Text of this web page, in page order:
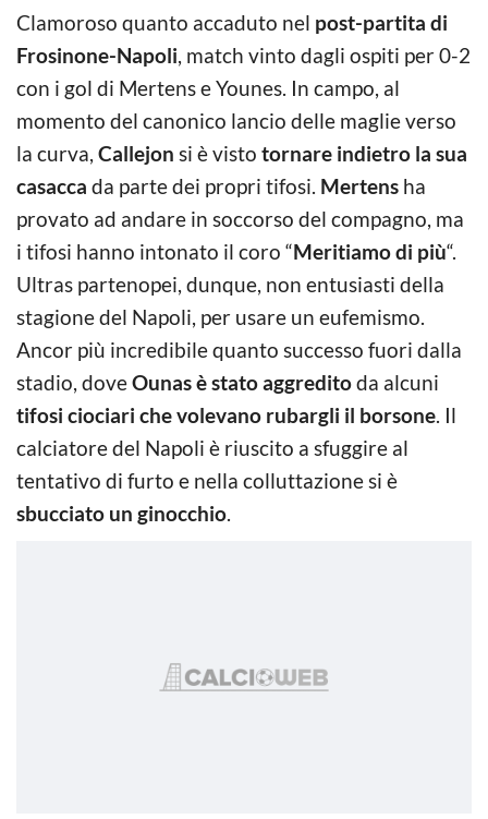
Clamoroso quanto accaduto nel post-partita di
Frosinone-Napoli, match vinto dagli ospiti per 0-2
con i gol di Mertens e Younes. In campo, al
momento del canonico lancio delle maglie verso
la curva, Callejon si è visto tornare indietro la sua
casacca da parte dei propri tifosi. Mertens ha
provato ad andare in soccorso del compagno, ma
i tifosi hanno intonato il coro “Meritiamo di più“.
Ultras partenopei, dunque, non entusiasti della
stagione del Napoli, per usare un eufemismo.
Ancor più incredibile quanto successo fuori dalla
stadio, doveOunas è stato aggreditoda alcuni
tifosi ciociari che volevano rubargli il borsone. Il
calciatore del Napoli è riuscito a sfuggire al
tentativo di furto e nella colluttazione si è
sbucciato un ginocchio.